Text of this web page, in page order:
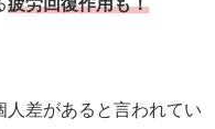
疲労回復作用も！
人差があると言われてい